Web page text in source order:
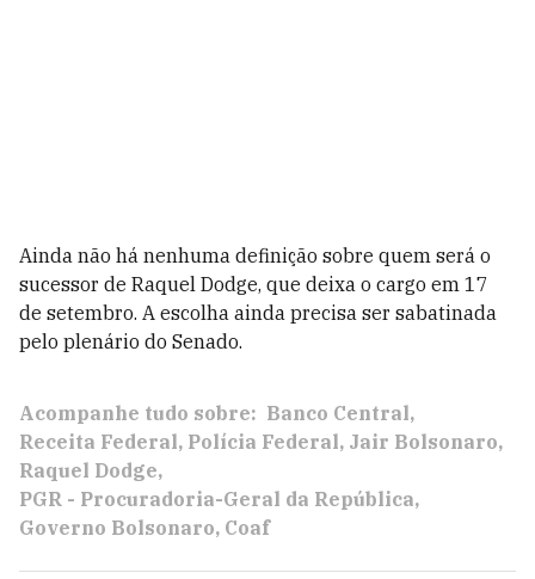
Ainda não há nenhuma definição sobre quem será o
sucessor de Raquel Dodge, que deixa o cargo em 17
de setembro. A escolha ainda precisa ser sabatinada
pelo plenário do Senado.
Acompanhe tudo sobre: Banco Central
Receita Federal Polícia Federal Jair Bolsonaro
Raquel Dodge
PGR - Procuradoria-Geral da República
Governo Bolsonaro Coaf